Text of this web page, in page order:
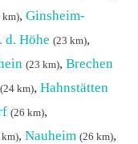
km), Ginsheim-
d. Höhe (23 km),
(23 km), Brechen
(24 km), Hahnstätten
(26 km),
km), Nauheim (26 km),